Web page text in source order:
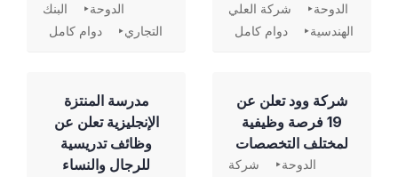
الدوحة
شركة العلي
الهندسية
دوام كامل
الدوحة
البنك
التجاري
دوام كامل
شركة وود تعلن عن
19 فرصة وظيفية
لمختلف التخصصات
الدوحة
شركة
مدرسة المنتزة
الإنجليزية تعلن عن
وظائف تدريسية
للرجال والنساء